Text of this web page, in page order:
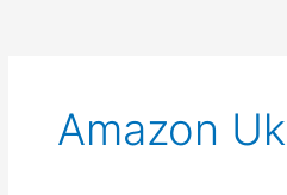
Amazon Uk